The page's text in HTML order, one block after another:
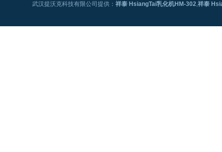
武汉提沃克科技有限公司提供： 祥泰 HsiangTai乳化机HM-302,祥泰